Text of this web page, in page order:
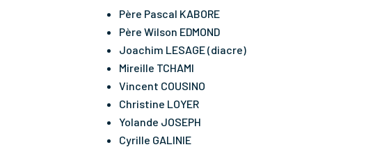
Père Pascal KABORE
Père Wilson EDMOND
Joachim LESAGE (diacre)
Mireille TCHAMI
Vincent COUSINO
Christine LOYER
Yolande JOSEPH
Cyrille GALINIE